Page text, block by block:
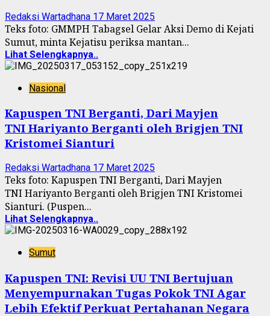
Redaksi Wartadhana 17 Maret 2025
Teks foto: GMMPH Tabagsel Gelar Aksi Demo di Kejati
Sumut, minta Kejatisu periksa mantan...
Lihat Selengkapnya..
Nasional
Kapuspen TNI Berganti, Dari Mayjen
TNI Hariyanto Berganti oleh Brigjen TNI
Kristomei Sianturi
Redaksi Wartadhana 17 Maret 2025
Teks foto: Kapuspen TNI Berganti, Dari Mayjen
TNI Hariyanto Berganti oleh Brigjen TNI Kristomei
Sianturi. (Puspen...
Lihat Selengkapnya..
Sumut
Kapuspen TNI: Revisi UU TNI Bertujuan
Menyempurnakan Tugas Pokok TNI Agar
Lebih Efektif Perkuat Pertahanan Negara